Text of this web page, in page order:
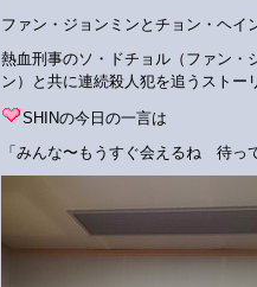
ファン・ジョンミンとチョン・ヘイ
熱血刑事のソ・ドチョル（ファン・
ン）と共に連続殺人犯を追うストー
SHINの今日の一言は
「みんな〜もうすぐ会えるね 待っ